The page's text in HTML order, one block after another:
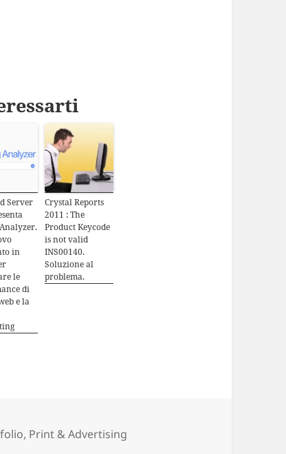
Server
in
le
di
e la
Crystal Reports
2011 : The
Product Keycode
is not valid
INS00140.
Soluzione al
problema.
, Print & Advertising